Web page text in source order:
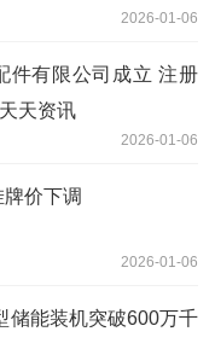
2026-01-06
件有限公司成立 注册
天资讯
2026-01-06
价下调
2026-01-06
储能装机突破600万千